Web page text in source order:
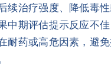
续治疗强度、降低毒
中期评估提示反应不
耐药或高危因素，避